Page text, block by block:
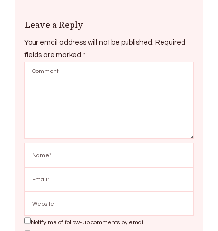
Leave a Reply
Your email address will not be published. Required
fields are marked *
Notify me of follow-up comments by email.